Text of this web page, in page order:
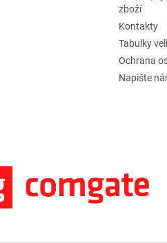
zboží
Kontakty
Tabulky
Ochrana
Napište